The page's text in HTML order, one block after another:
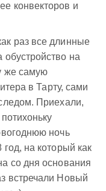
конвекторов и
раз все длинные
на
же самую
в Тарту, сами
Приехали,
ночь
на который как
со дня основания
встречали Новый